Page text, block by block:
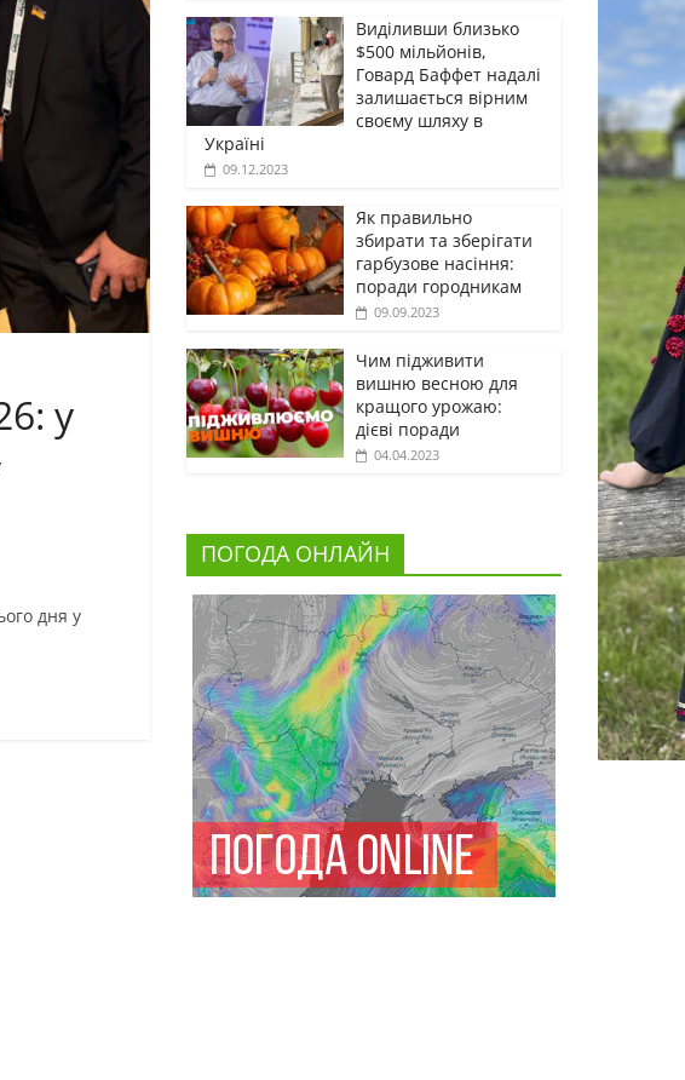
у
дня у
Виділивши близько
$500 мільйонів,
Говард Баффет надалі
залишається вірним
своєму шляху в
Україні
09.12.2023
Як правильно
збирати та зберігати
гарбузове насіння:
поради городникам
09.09.2023
Чим підживити
вишню весною для
кращого урожаю:
дієві поради
04.04.2023
ПОГОДА ОНЛАЙН